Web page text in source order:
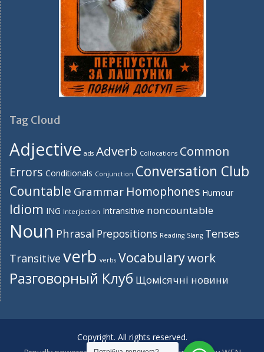
Tag Cloud
Adjective ads Adverb Collocations Common
Errors Conditionals Conjunction Conversation Club
Countable Grammar Homophones Humour
Idiom ING Interjection Intransitive noncountable
Noun Phrasal Prepositions Reading Slang Tenses
Transitive verb verbs Vocabularywork
Разговорный Клуб Щомісячні новини
Copyright. All rights reserved.